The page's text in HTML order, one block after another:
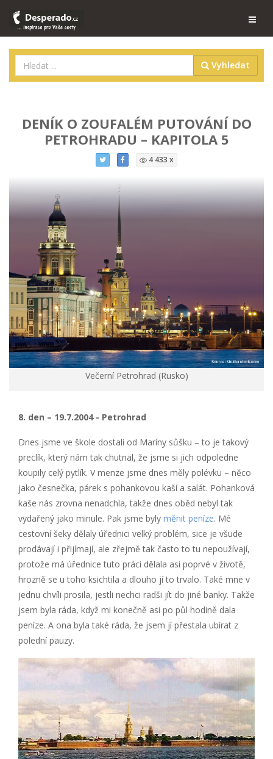
Vyhledat
DENÍK O ZOUFALÉM PUTOVÁNÍ DO
PETROHRADU – KAPITOLA 5
4 433 x
Večerní Petrohrad (Rusko)
8. den – 19.7.2004 - Petrohrad
Dnes jsme ve škole dostali od Maríny sůšku – to je takový
preclík, který nám tak chutnal, že jsme si jich odpoledne
koupily celý pytlík. V menze jsme dnes měly polévku – něco
jako česnečka, párek s pohankovou kaší a salát. Pohanková
kaše nás zrovna nenadchla, takže dnes oběd nebyl tak
vydařený jako minule. Pak jsme byly měnit peníze. Mé
cestovní šeky dělaly úřednici velký problém, sice je všude
prodávají i přijímají, ale zřejmě tak často to tu nepoužívají,
protože má úřednice tuto práci dělala asi poprvé v životě,
hrozně se u toho ksichtila a dlouho jí to trvalo. Také mne v
jednu chvíli prosila, jestli nechci radši jít do jiné banky. Takže
jsem byla ráda, když mi konečně asi po půl hodině dala
peníze. A ona byla také ráda, že jsem jí přestala ubírat z
polední pauzy.